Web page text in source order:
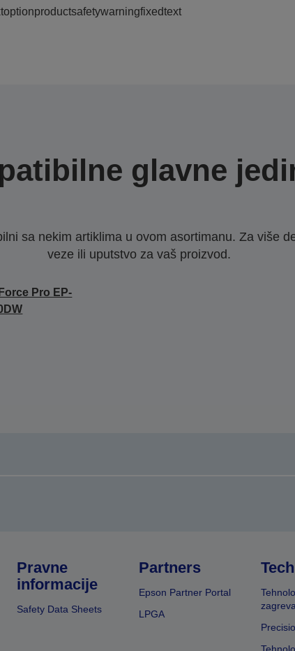
glavne
sa nekim artiklima u ovom asortimanu. Za više
veze ili uputstvo za vaš proizvod.
Pro EP-
Pravne
informacije
Safety Data Sheets
Partners
Epson Partner Portal
LPGA